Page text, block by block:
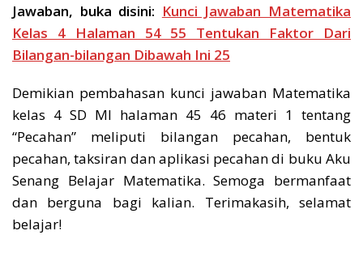
Jawaban, buka disini: Kunci Jawaban Matematika
Kelas 4 Halaman 54 55 Tentukan Faktor Dari
Bilangan-bilangan Dibawah Ini 25
Demikian pembahasan kunci jawaban Matematika
kelas 4 SD MI halaman 45 46 materi 1 tentang
“Pecahan” meliputi bilangan pecahan, bentuk
pecahan, taksiran dan aplikasi pecahan di buku Aku
Senang Belajar Matematika. Semoga bermanfaat
dan berguna bagi kalian. Terimakasih, selamat
belajar!